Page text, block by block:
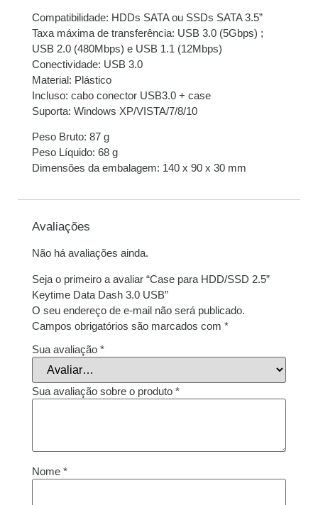
Compatibilidade: HDDs SATA ou SSDs SATA 3.5”
Taxa máxima de transferência: USB 3.0 (5Gbps) ;
USB 2.0 (480Mbps) e USB 1.1 (12Mbps)
Conectividade: USB 3.0
Material: Plástico
Incluso: cabo conector USB3.0 + case
Suporta: Windows XP/VISTA/7/8/10
Peso Bruto: 87 g
Peso Líquido: 68 g
Dimensões da embalagem: 140 x 90 x 30 mm
Avaliações
Não há avaliações ainda.
Seja o primeiro a avaliar “Case para HDD/SSD 2.5”
Keytime Data Dash 3.0 USB”
O seu endereço de e-mail não será publicado.
Campos obrigatórios são marcados com *
Sua avaliação *
Sua avaliação sobre o produto *
Nome *